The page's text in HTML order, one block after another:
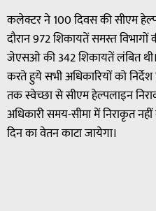
कलेक्टर ने 100 दिवस की सीएम
दौरान 972 शिकायतें समस्त
जेएसओ की 342 शिकायतें लंबित
करते हुये सभी अधिकारियों को
तक स्वेच्छा से सीएम हेल्पलाइन
अधिकारी समय-सीमा में निराकृत
दिन का वेतन काटा जायेगा।